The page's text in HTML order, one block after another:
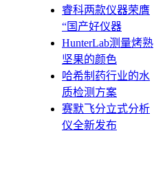
睿科两款仪器荣膺
“国产好仪器
HunterLab测量烤熟
坚果的颜色
哈希制药行业的水
质检测方案
赛默飞分立式分析
仪全新发布